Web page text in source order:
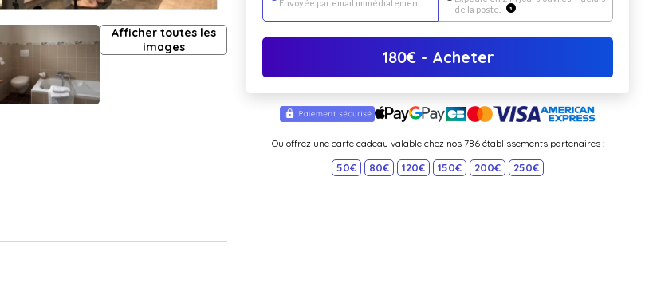
Afficher toutes les
images
Envoyée par email immédiatement
de la poste.
180€- Acheter
Ou offrez une carte cadeau valable chez nos 786 établissements partenaires :
50€ 80€ 120€ 150€ 200€ 250€